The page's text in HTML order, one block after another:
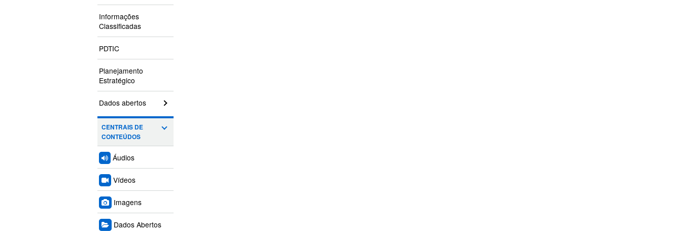
Informações
Classificadas
PDTIC
Planejamento
Estratégico
Dados abertos
CENTRAIS DE
CONTEÚDOS
Áudios
Vídeos
Imagens
Dados Abertos